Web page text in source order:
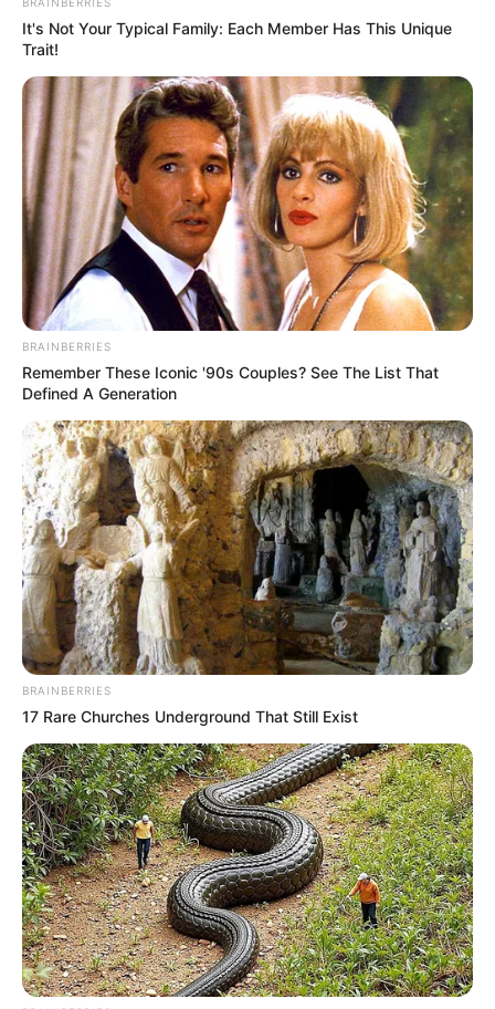
It's Not Your Typical Family: Each Member Has This Unique
Trait!
BRAINBERRIES
Remember These Iconic '90s Couples? See The List That
Defined A Generation
BRAINBERRIES
17 Rare Churches Underground That Still Exist